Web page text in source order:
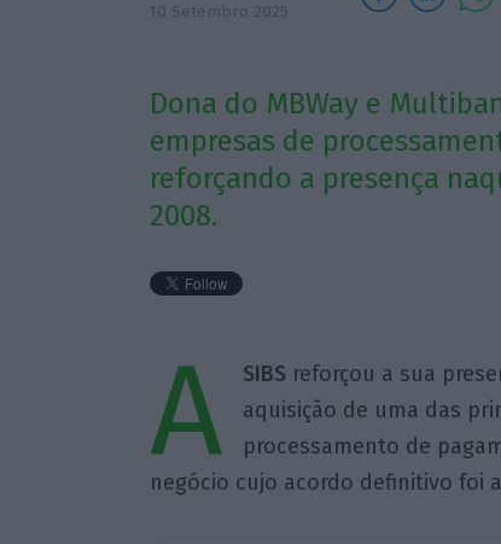
10 Setembro 2025
Dona do MBWay e
empresas de
reforçando a presença
2008.
A SIBS reforçou a sua
aquisição de uma das
processamento de
negócio cujo acordo definitivo foi